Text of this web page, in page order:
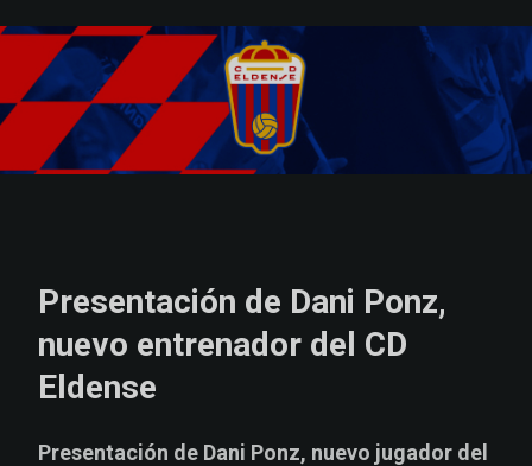
Presentación de Dani Ponz,
nuevo entrenador del CD
Eldense
Presentación de Dani Ponz, nuevo jugador del